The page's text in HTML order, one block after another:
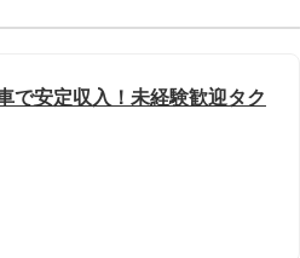
で安定収入！未経験歓迎タク